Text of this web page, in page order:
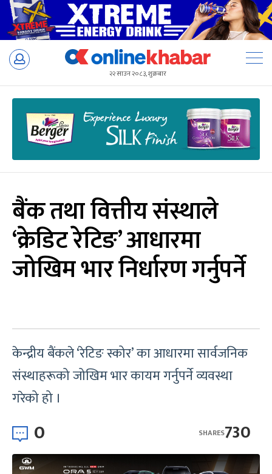
Skip
२२ साउन २०८३, शुक्रबार
बैंक तथा वित्तीय संस्थाले
‘क्रेडिट रेटिङ’ आधारमा
जोखिम भार निर्धारण गर्नुपर्ने
केन्द्रीय बैंकले ‘रेटिङ स्कोर’ का आधारमा सार्वजनिक
संस्थाहरूको जोखिम भार कायम गर्नुपर्ने व्यवस्था
गरेको हो ।
0 730
SHARES